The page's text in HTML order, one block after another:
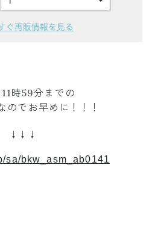
時59分までの
のでお早めに！！！
↓↓↓
sa/bkw_asm_ab0141